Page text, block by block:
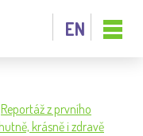
EN
Reportáž z prvního
krásně i zdravě